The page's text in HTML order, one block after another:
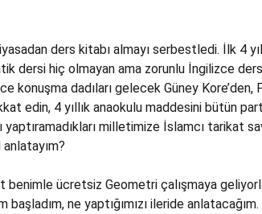
ders kitabı almayı serbestledi. İlk 4
dersi hiç olmayan ama zorunlu İngilizce
konuşma dadıları gelecek Güney
edin, 4 yıllık anaokulu maddesini bütün
milletimize İslamcı tarikat
benimle ücretsiz Geometri çalışmaya
başladım, ne yaptığımızı ileride